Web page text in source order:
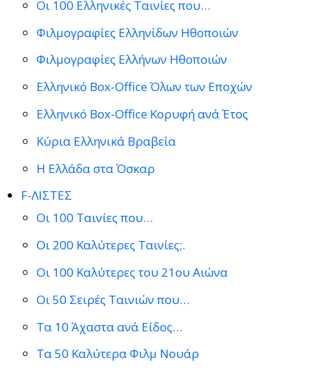
Οι 100 Ελληνικές Ταινίες που…
Φιλμογραφίες Ελληνίδων Ηθοποιών
Φιλμογραφίες Ελλήνων Ηθοποιών
Ελληνικό Box-Office Όλων των Εποχών
Ελληνικό Box-Office Κορυφή ανά Έτος
Κύρια Ελληνικά Βραβεία
Η Ελλάδα στα Όσκαρ
F-ΛΙΣΤΕΣ
Οι 100 Ταινίες που…
Οι 200 Καλύτερες Ταινίες;.
Οι 100 Καλύτερες του 21ου Αιώνα
Οι 50 Σειρές Ταινιών που…
Τα 10 Άχαστα ανά Είδος…
Τα 50 Καλύτερα Φιλμ Νουάρ